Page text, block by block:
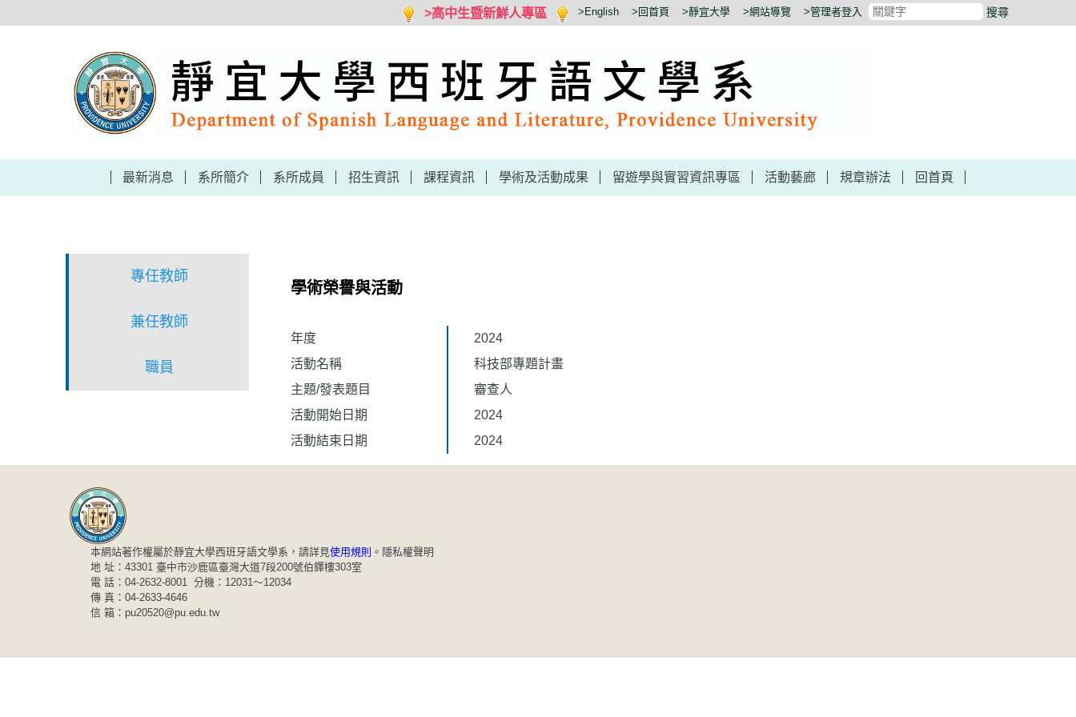
到
>高中生暨新鮮人專區 >English >回首頁 >靜宜大學 >網站導覽 >管理者登入 搜尋
最新消息 系所簡介 系所成員 招生資訊 課程資訊 學術及活動成果 留遊學與實習資訊專區 活動藝廊 規章辦法 回首頁
專任教師
兼任教師
職員
學術榮譽與活動
年度
2024
活動名稱
科技部專題計畫
主題/發表題目
審查人
活動開始日期
2024
活動結束日期
2024
本網站著作權屬於靜宜大學西班牙語文學系，請詳見使用規則 。 隱私權聲明
地 址：43301 臺中市沙鹿區臺灣大道7段200號伯鐸樓303室
電 話：04-2632-8001 分機：12031～12034
傳 真：04-2633-4646
信 箱：pu20520@pu.edu.tw